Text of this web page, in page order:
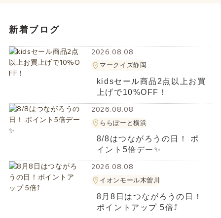
新着ブログ
2026.08.08
マークイズ静岡
kidsセール商品2点以上お買
上げで10%OFF！
2026.08.08
ららぽーと横浜
8/8はつながろうの日！ ポ
イント5倍デー✨️
2026.08.08
イオンモール木曽川
8月8日はつながろうの日！
ポイントアップ 5倍⤴️